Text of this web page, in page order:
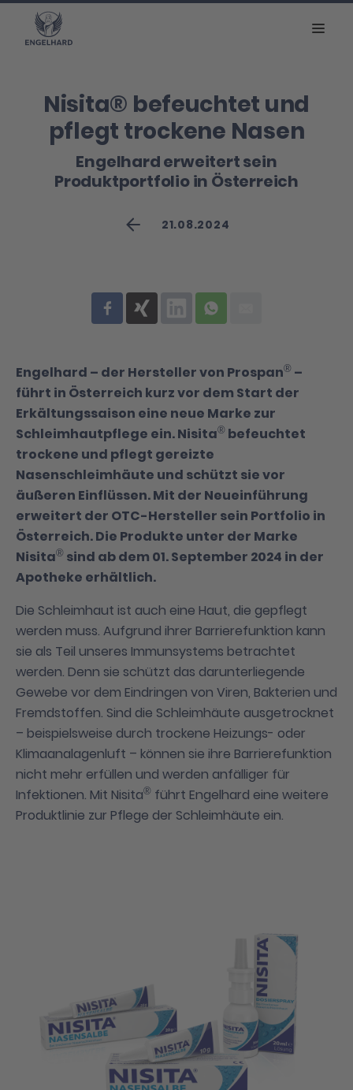
Nisita® befeuchtet und
pflegt trockene Nasen
Engelhard erweitert sein
Produktportfolio in Österreich
21.08.2024
Engelhard – der Hersteller von Prospan® –
führt in Österreich kurz vor dem Start der
Erkältungssaison eine neue Marke zur
Schleimhautpflege ein. Nisita® befeuchtet
trockene und pflegt gereizte
Nasenschleimhäute und schützt sie vor
äußeren Einflüssen. Mit der Neueinführung
erweitert der OTC-Hersteller sein Portfolio in
Österreich. Die Produkte unter der Marke
Nisita® sind ab dem 01. September 2024 in der
Apotheke erhältlich.
Die Schleimhaut ist auch eine Haut, die gepflegt
werden muss. Aufgrund ihrer Barrierefunktion kann
sie als Teil unseres Immunsystems betrachtet
werden. Denn sie schützt das darunterliegende
Gewebe vor dem Eindringen von Viren, Bakterien und
Fremdstoffen. Sind die Schleimhäute ausgetrocknet
– beispielsweise durch trockene Heizungs- oder
Klimaanalagenluft – können sie ihre Barrierefunktion
nicht mehr erfüllen und werden anfälliger für
Infektionen. Mit Nisita® führt Engelhard eine weitere
Produktlinie zur Pflege der Schleimhäute ein.